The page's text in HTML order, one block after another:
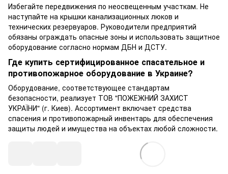
Избегайте передвижения по неосвещенным участкам. Не
наступайте на крышки канализационных люков и
технических резервуаров. Руководители предприятий
обязаны ограждать опасные зоны и использовать защитное
оборудование согласно нормам ДБН и ДСТУ.
Где купить сертифицированное спасательное и
противопожарное оборудование в Украине?
Оборудование, соответствующее стандартам
безопасности, реализует ТОВ "ПОЖЕЖНИЙ ЗАХИСТ
УКРАЇНИ" (г. Киев). Ассортимент включает средства
спасения и противопожарный инвентарь для обеспечения
защиты людей и имущества на объектах любой сложности.